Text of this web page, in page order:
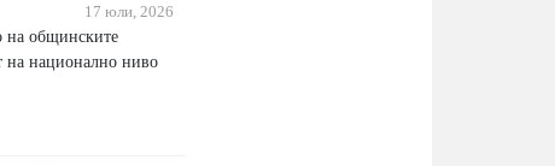
17 юли, 2026
на общинските
на национално ниво